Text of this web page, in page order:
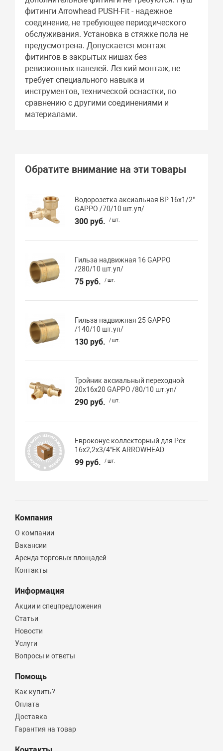
фитинги Arrowhead PUSH-Fit - надежное
соединение, не требующее периодического
обслуживания. Установка в стяжке пола не
предусмотрена. Допускается монтаж
фитингов в закрытых нишах без
ревизионных панелей. Легкий монтаж, не
требует специального навыка и
инструментов, технической оснастки, по
сравнению с другими соединениями и
материалами.
Обратите внимание на эти товары
Водорозетка аксиальная ВР 16х1/2"
GAPPO /70/10 шт.уп/
300 руб. / шт.
Гильза надвижная 16 GAPPO
/280/10 шт.уп/
75 руб. / шт.
Гильза надвижная 25 GAPPO
/140/10 шт.уп/
130 руб. / шт.
Тройник аксиальный переходной
20х16х20 GAPPO /80/10 шт.уп/
290 руб. / шт.
Евроконус коллекторный для Pex
16х2,2х3/4"EK ARROWHEAD
99 руб. / шт.
Компания
О компании
Вакансии
Аренда торговых площадей
Контакты
Информация
Акции и спецпредложения
Статьи
Новости
Услуги
Вопросы и ответы
Помощь
Как купить?
Оплата
Доставка
Гарантия на товар